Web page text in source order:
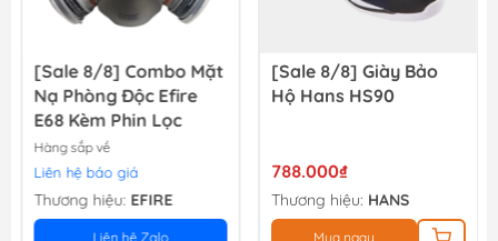
[Sale 8/8] Combo Mặt
Nạ Phòng Độc Efire
E68 Kèm Phin Lọc
Hàng sắp về
Liên hệ báo giá
Thương hiệu: EFIRE
Liên hệ Zalo
[Sale 8/8] Giày Bảo
Hộ Hans HS90
788.000₫
Thương hiệu: HANS
Mua ngay